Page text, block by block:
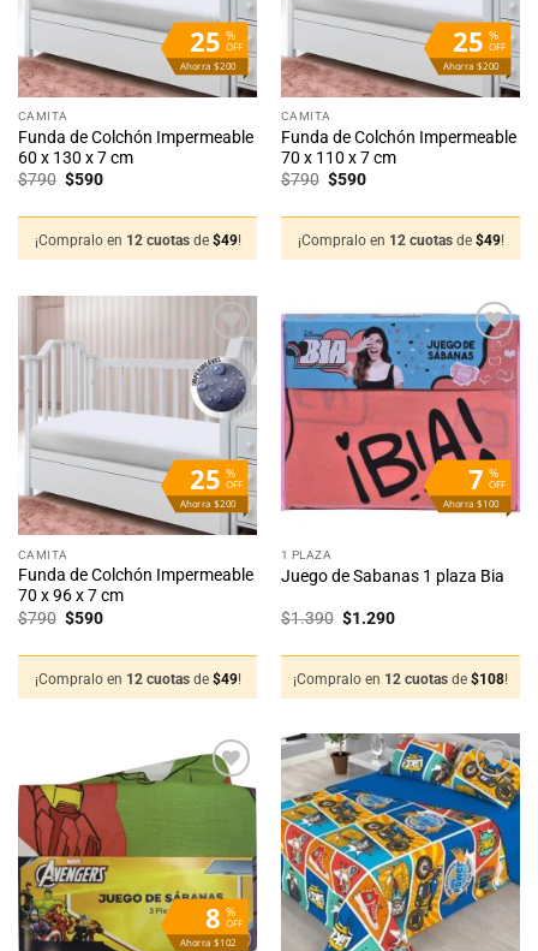
%
OFF
25
Ahorra $200
CAMITA
Funda de Colchón Impermeable
60 x 130 x 7 cm
$790 El
$790.
$590El
$590.
¡Compralo en 12 cuotas de $49!
%
OFF
25
Ahorra $200
CAMITA
Funda de Colchón Impermeable
70 x 110 x 7 cm
$790 El
$790.
$590El
$590.
¡Compralo en 12 cuotas de $49!
%
OFF
25
Ahorra $200
Añadir
a la
lista
de
deseos
CAMITA
Funda de Colchón Impermeable
70 x 96 x 7 cm
$790 El
$790.
$590El
$590.
¡Compralo en 12 cuotas de $49!
%
OFF
7
Ahorra $100
Añadir
a la
lista
de
deseos
1 PLAZA
Juego de Sabanas 1 plaza Bia
$1.390 El
$1.390.
$1.290El
$1.290.
¡Compralo en 12 cuotas de $108!
%
OFF
8
Ahorra $102
Añadir
deseos
Añadir
a la
lista
de
deseos